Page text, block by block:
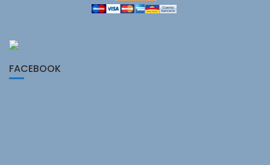
FACEBOOK